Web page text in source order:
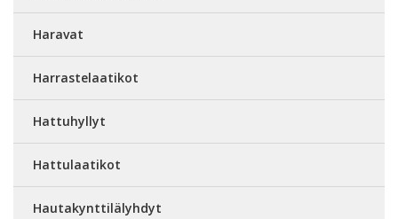
Haravat
Harrastelaatikot
Hattuhyllyt
Hattulaatikot
Hautakynttilälyhdyt